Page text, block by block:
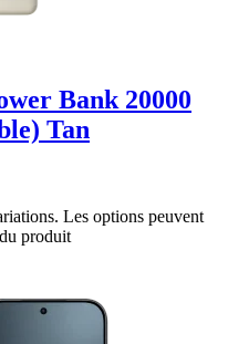
Bank 20000
Tan
Les options peuvent
produit